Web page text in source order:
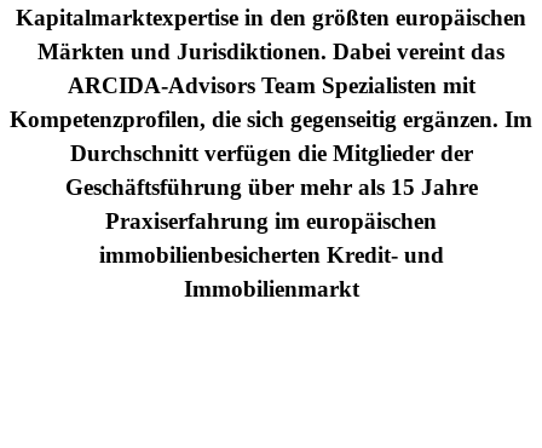
Kapitalmarktexpertise in den größten europäischen
Märkten und Jurisdiktionen. Dabei vereint das
ARCIDA-Advisors Team Spezialisten mit
Kompetenzprofilen, die sich gegenseitig ergänzen. Im
Durchschnitt verfügen die Mitglieder der
Geschäftsführung über mehr als 15 Jahre
Praxiserfahrung im europäischen
immobilienbesicherten Kredit- und
Immobilienmarkt